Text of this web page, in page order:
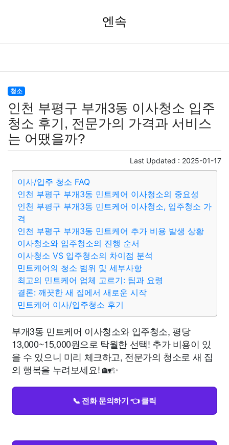
엔속
청소
인천 부평구 부개3동 이사청소 입주
청소 후기, 전문가의 가격과 서비스
는 어땠을까?
Last Updated : 2025-01-17
이사/입주 청소 FAQ
인천 부평구 부개3동 민트케어 이사청소의 중요성
인천 부평구 부개3동 민트케어 이사청소, 입주청소 가
격
인천 부평구 부개3동 민트케어 추가 비용 발생 상황
이사청소와 입주청소의 진행 순서
이사청소 VS 입주청소의 차이점 분석
민트케어의 청소 범위 및 세부사항
최고의 민트케어 업체 고르기: 팁과 요령
결론: 깨끗한 새 집에서 새로운 시작
민트케어 이사/입주청소 후기
부개3동 민트케어 이사청소와 입주청소, 평당
13,000~15,000원으로 탁월한 선택! 추가 비용이 있
을 수 있으니 미리 체크하고, 전문가의 청소로 새 집
의 행복을 누려보세요! 🏡✨
📞 전화 문의하기 👈 클릭